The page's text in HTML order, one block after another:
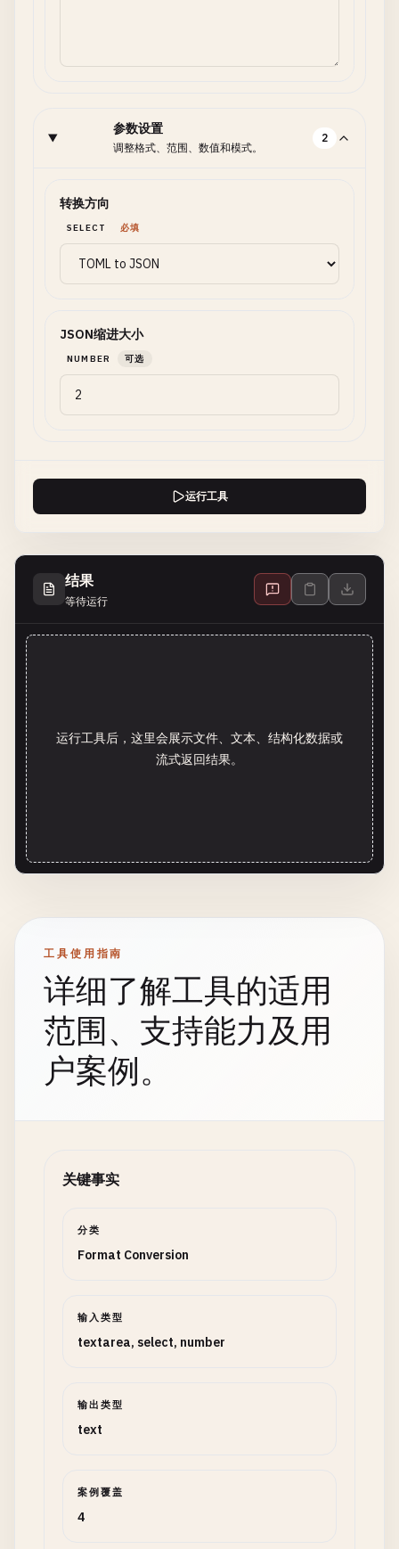
参数设置
调整格式、范围、数值和模式。
2
转换方向
SELECT 必填
JSON缩进大小
NUMBER 可选
运行工具
结果
等待运行
运行工具后，这里会展示文件、文本、结构化数据或
流式返回结果。
工具使用指南
详细了解工具的适用
范围、支持能力及用
户案例。
关键事实
分类
Format Conversion
输入类型
textarea, select, number
输出类型
text
案例覆盖
4